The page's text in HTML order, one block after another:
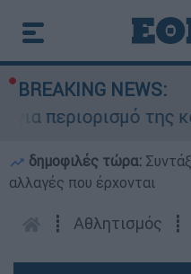
BREAKING NEWS:
περιορισμό της
δημοφιλές τώρα:
αλλαγές που έρχονται
┋ Αθλητισμός ┋